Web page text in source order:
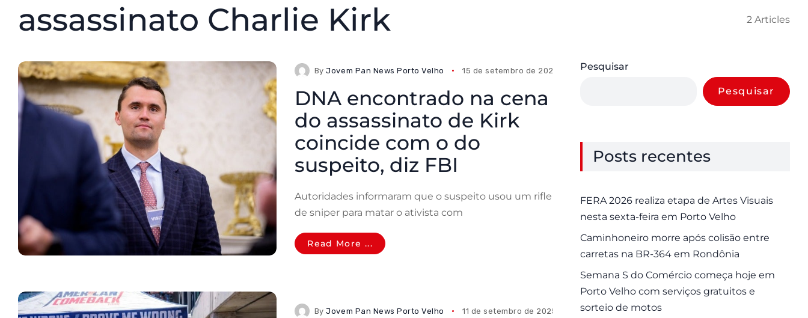
assassinato Charlie Kirk 2 Articles
ByJovem Pan News Porto Velho 15 de setembro de 2025 0 Comments
DNA encontrado na cena
do assassinato de Kirk
coincide com o do
suspeito, diz FBI
Autoridades informaram que o suspeito usou um rifle
de sniper para matar o ativista com
Read More ...
ByJovem Pan News Porto Velho 11 de setembro de 2025 0 Comments
Pesquisar
Pesquisar
Posts recentes
FERA 2026 realiza etapa de Artes Visuais
nesta sexta-feira em Porto Velho
Caminhoneiro morre após colisão entre
carretas na BR-364 em Rondônia
Semana S do Comércio começa hoje em
Porto Velho com serviços gratuitos e
sorteio de motos